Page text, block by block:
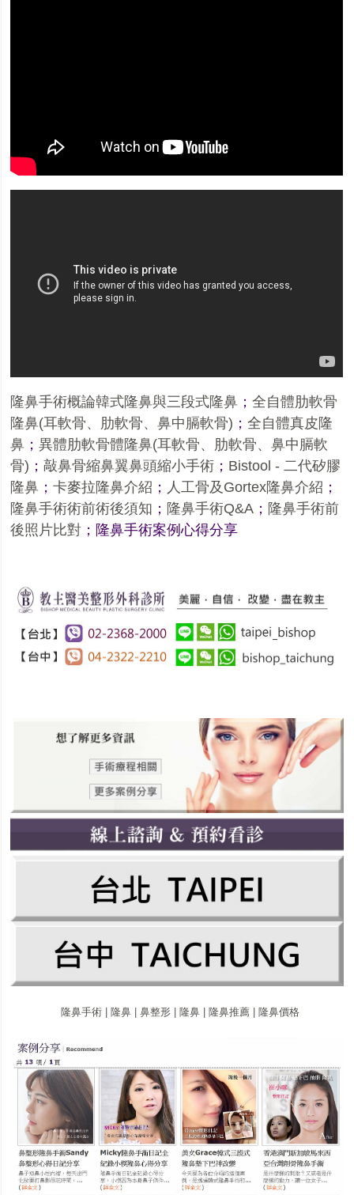
隆鼻手術概論韓式隆鼻與三段式隆鼻 ；全自體肋軟骨
隆鼻(耳軟骨、肋軟骨、鼻中膈軟骨) ；全自體真皮隆
鼻 ；異體肋軟骨體隆鼻(耳軟骨、肋軟骨、鼻中膈軟
骨) ；敲鼻骨縮鼻翼鼻頭縮小手術 ； Bistool - 二代矽膠
隆鼻 ；卡麥拉隆鼻介紹 ； 人工骨及 Gortex隆鼻介紹 ；
隆鼻手術術前術後須知 ； 隆鼻手術Q&A ； 隆鼻手術前
後照片比對 ； 隆鼻手術案例心得分享
隆鼻手術| 隆鼻| 鼻整形| 隆鼻| 隆鼻推薦 隆鼻價格